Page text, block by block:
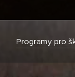
Programy pro